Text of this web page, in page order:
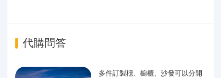
代購問答
多件訂製櫃、櫥櫃、沙發可以分開